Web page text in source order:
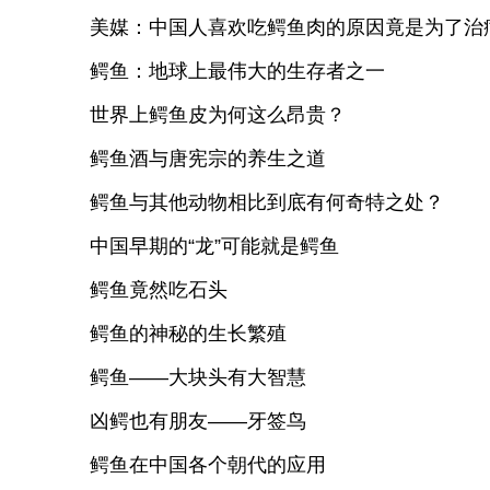
美媒：中国人喜欢吃鳄鱼肉的原因竟是为了治
鳄鱼：地球上最伟大的生存者之一
世界上鳄鱼皮为何这么昂贵？
鳄鱼酒与唐宪宗的养生之道
鳄鱼与其他动物相比到底有何奇特之处？
中国早期的“龙”可能就是鳄鱼
鳄鱼竟然吃石头
鳄鱼的神秘的生长繁殖
鳄鱼——大块头有大智慧
凶鳄也有朋友——牙签鸟
鳄鱼在中国各个朝代的应用